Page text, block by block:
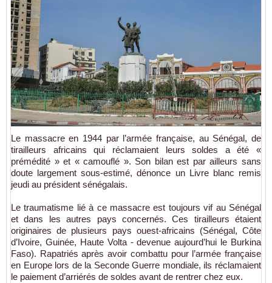
Le massacre en 1944 par l’armée française, au Sénégal, de
tirailleurs africains qui réclamaient leurs soldes a été «
prémédité » et « camouflé ». Son bilan est par ailleurs sans
doute largement sous-estimé, dénonce un Livre blanc remis
jeudi au président sénégalais.
Le traumatisme lié à ce massacre est toujours vif au Sénégal
et dans les autres pays concernés. Ces tirailleurs étaient
originaires de plusieurs pays ouest-africains (Sénégal, Côte
d’Ivoire, Guinée, Haute Volta - devenue aujourd’hui le Burkina
Faso). Rapatriés après avoir combattu pour l’armée française
en Europe lors de la Seconde Guerre mondiale, ils réclamaient
le paiement d’arriérés de soldes avant de rentrer chez eux.